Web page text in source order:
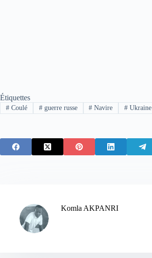
Étiquettes
#Coulé #guerre russe # Navire # Ukraine
Komla AKPANRI